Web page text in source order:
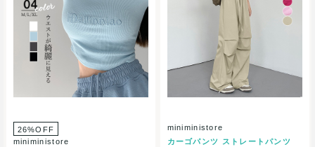
26%OFF
miniministore
miniministore
カーゴパンツ ストレートパンツ